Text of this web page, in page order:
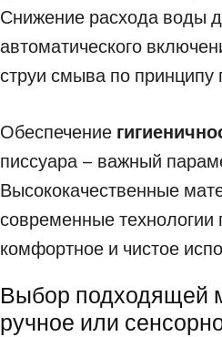
Снижение расхода воды
автоматического
струи смыва по принципу
Обеспечение
писсуара – важный
Высококачественные
современные технологии
комфортное и чистое
Выбор подходящей
ручное или